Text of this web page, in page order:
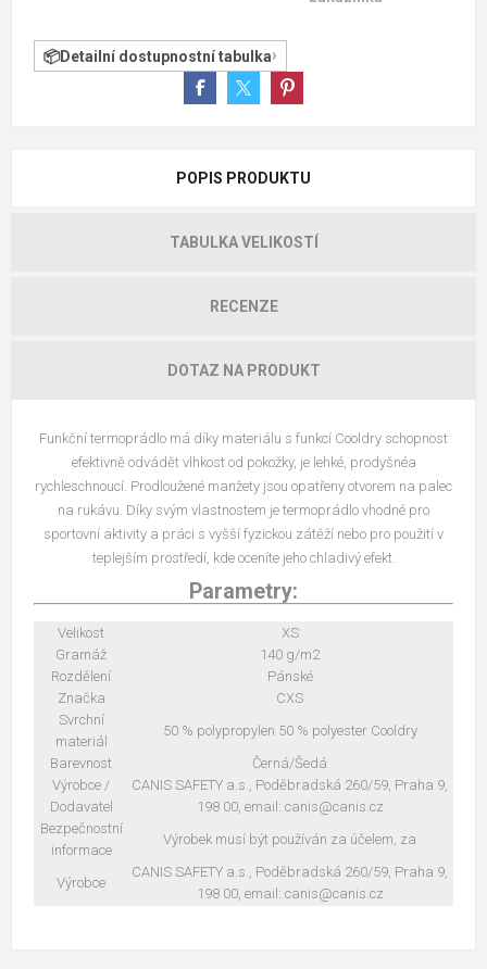
Detailní dostupnostní tabulka
POPIS PRODUKTU
TABULKA VELIKOSTÍ
RECENZE
DOTAZ NA PRODUKT
Funkční termoprádlo má díky materiálu s funkcí Cooldry schopnost
efektivně odvádět vlhkost od pokožky, je lehké, prodyšnéa
rychleschnoucí. Prodloužené manžety jsou opatřeny otvorem na palec
na rukávu. Díky svým vlastnostem je termoprádlo vhodné pro
sportovní aktivity a práci s vyšší fyzickou zátěží nebo pro použití v
teplejším prostředí, kde oceníte jeho chladivý efekt.
Parametry:
Velikost
XS
Gramáž
140 g/m2
Rozdělení
Pánské
Značka
CXS
Svrchní
materiál
50 % polypropylen 50 % polyester Cooldry
Barevnost
Černá/Šedá
Výrobce /
Dodavatel
CANIS SAFETY a.s., Poděbradská 260/59, Praha 9,
198 00, email: canis@canis.cz
Bezpečnostní
informace
Výrobek musí být používán za účelem, za
Výrobce
CANIS SAFETY a.s., Poděbradská 260/59, Praha 9,
198 00, email: canis@canis.cz